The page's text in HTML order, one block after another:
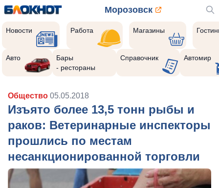
Морозовск
Новости Работа Магазины
Авто
Бары
- рестораны
Справочник Автомир
Общество 05.05.2018
Изъято более 13,5 тонн рыбы и
раков: Ветеринарные инспекторы
прошлись по местам
несанкционированной торговли